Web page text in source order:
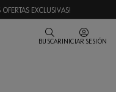
OFERTAS EXCLUSIVAS!
BUSCAR INICIAR SESIÓN